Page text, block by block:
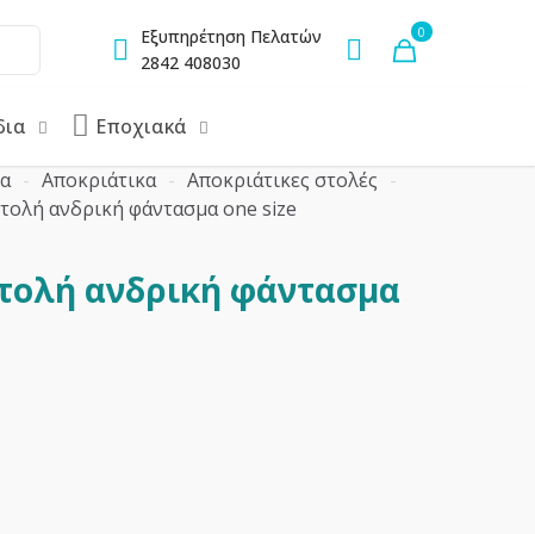
Εξυπηρέτηση Πελατών
2842 408030
0
Εποχιακά
- Αποκριάτικα - Αποκριάτικες στολές -
ανδρική φάντασμα one size
ανδρική φάντασμα